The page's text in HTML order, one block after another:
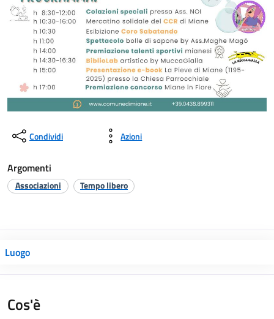
Condividi Azioni
Argomenti
Associazioni Tempo libero
Luogo
Cos'è